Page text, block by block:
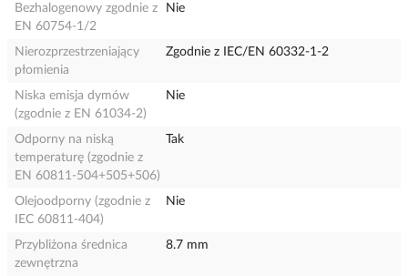
Bezhalogenowy zgodnie z
EN 60754-1/2
Nie
Nierozprzestrzeniający
płomienia
Zgodnie z IEC/EN 60332-1-2
Niska emisja dymów
(zgodnie z EN 61034-2)
Nie
Odporny na niską
temperaturę (zgodnie z
EN 60811-504+505+506)
Tak
Olejoodporny (zgodnie z
IEC 60811-404)
Nie
Przybliżona średnica
zewnętrzna
8.7 mm